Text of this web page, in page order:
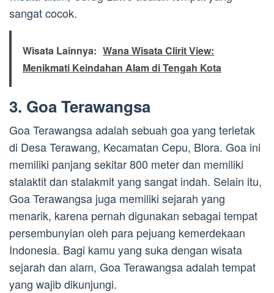
sangat cocok.
Wisata Lainnya: Wana Wisata Clirit View:
Menikmati Keindahan Alam di Tengah Kota
3. Goa Terawangsa
Goa Terawangsa adalah sebuah goa yang terletak
di Desa Terawang, Kecamatan Cepu, Blora. Goa ini
memiliki panjang sekitar 800 meter dan memiliki
stalaktit dan stalakmit yang sangat indah. Selain itu,
Goa Terawangsa juga memiliki sejarah yang
menarik, karena pernah digunakan sebagai tempat
persembunyian oleh para pejuang kemerdekaan
Indonesia. Bagi kamu yang suka dengan wisata
sejarah dan alam, Goa Terawangsa adalah tempat
yang wajib dikunjungi.